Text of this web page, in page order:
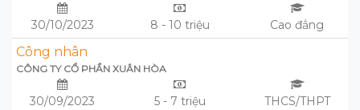
30/10/2023 8 - 10 triệu Cao đẳng
Công nhân
CÔNG TY CỔ PHẦN XUÂN HÒA
30/09/2023 5 - 7 triệu THCS/THPT